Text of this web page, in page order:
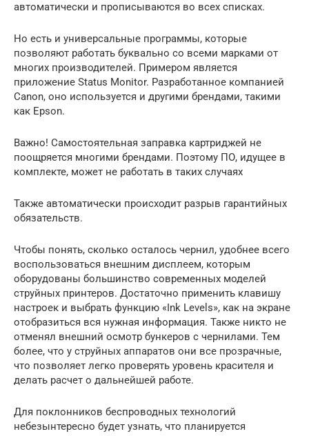
автоматически и прописываются во всех списках.
Но есть и универсальные программы, которые
позволяют работать буквально со всеми марками от
многих производителей. Примером является
приложение Status Monitor. Разработанное компанией
Canon, оно используется и другими брендами, такими
как Epson.
Важно! Самостоятельная заправка картриджей не
поощряется многими брендами. Поэтому ПО, идущее в
комплекте, может не работать в таких случаях
Также автоматически происходит разрыв гарантийных
обязательств.
Чтобы понять, сколько осталось чернил, удобнее всего
воспользоваться внешним дисплеем, которым
оборудованы большинство современных моделей
струйных принтеров. Достаточно применить клавишу
настроек и выбрать функцию «Ink Levels», как на экране
отобразиться вся нужная информация. Также никто не
отменял внешний осмотр бункеров с чернилами. Тем
более, что у струйных аппаратов они все прозрачные,
что позволяет легко проверять уровень красителя и
делать расчет о дальнейшей работе.
Для поклонников беспроводных технологий
небезынтересно будет узнать, что планируется